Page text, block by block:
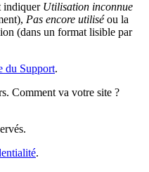
indiquer Utilisation inconnue
Pas encore utiliséou la
(dans un format lisible par
du Support.
Comment va votre site ?
.